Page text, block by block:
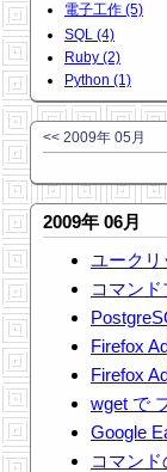
電子工作 (5)
SQL (4)
Ruby (2)
Python (1)
<< 2009年 05月
2009年 06月
ユークリ
コマン
Firefox
Firefox
wget で
Google
コマン